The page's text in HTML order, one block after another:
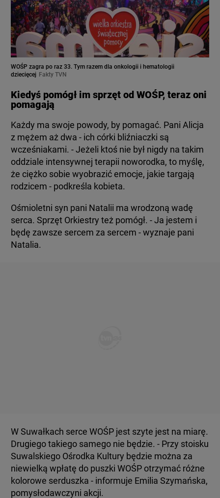
WOŚP zagra po raz 33. Tym razem dla onkologii i hematologii
dziecięcej Fakty TVN
Kiedyś pomógł im sprzęt od WOŚP, teraz oni
pomagają
Każdy ma swoje powody, by pomagać. Pani Alicja
z mężem aż dwa - ich córki bliźniaczki są
wcześniakami. - Jeżeli ktoś nie był nigdy na takim
oddziale intensywnej terapii noworodka, to myślę,
że ciężko sobie wyobrazić emocje, jakie targają
rodzicem - podkreśla kobieta.
Ośmioletni syn pani Natalii ma wrodzoną wadę
serca. Sprzęt Orkiestry też pomógł. - Ja jestem i
będę zawsze sercem za sercem - wyznaje pani
Natalia.
W Suwałkach serce WOŚP jest szyte jest na miarę.
Drugiego takiego samego nie będzie. - Przy stoisku
Suwalskiego Ośrodka Kultury będzie można za
niewielką wpłatę do puszki WOŚP otrzymać różne
kolorowe serduszka - informuje Emilia Szymańska,
pomysłodawczyni akcji.